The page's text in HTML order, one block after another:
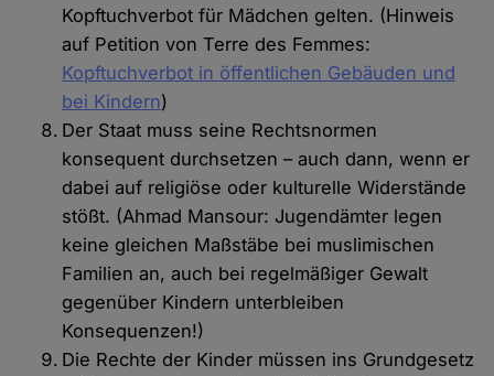
Kopftuchverbot für Mädchen gelten. (Hinweis
auf Petition von Terre des Femmes:
Kopftuchverbot in öffentlichen Gebäuden und
bei Kindern)
Der Staat muss seine Rechtsnormen
konsequent durchsetzen – auch dann, wenn er
dabei auf religiöse oder kulturelle Widerstände
stößt. (Ahmad Mansour: Jugendämter legen
keine gleichen Maßstäbe bei muslimischen
Familien an, auch bei regelmäßiger Gewalt
gegenüber Kindern unterbleiben
Konsequenzen!)
Die Rechte der Kinder müssen ins Grundgesetz